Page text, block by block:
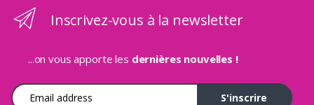
Inscrivez-vous à la newsletter
...on vous apporte les dernières nouvelles !
Adresse e-mail
S'inscrire